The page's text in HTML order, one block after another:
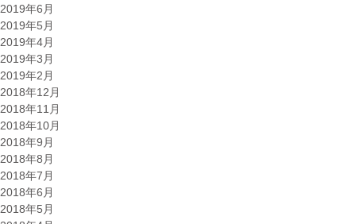
2019年6月
2019年5月
2019年4月
2019年3月
2019年2月
2018年12月
2018年11月
2018年10月
2018年9月
2018年8月
2018年7月
2018年6月
2018年5月